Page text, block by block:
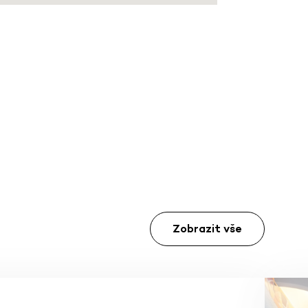
Zobrazit vše